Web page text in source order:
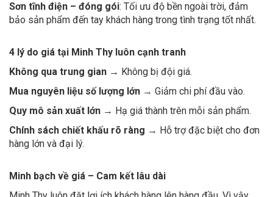
Sơn tĩnh điện – đóng gói: Tối ưu độ bền ngoài trời, đảm
bảo sản phẩm đến tay khách hàng trong tình trạng tốt nhất.
4 lý do giá tại Minh Thy luôn cạnh tranh
Không qua trung gian → Không bị đội giá.
Mua nguyên liệu số lượng lớn → Giảm chi phí đầu vào.
Quy mô sản xuất lớn → Hạ giá thành trên mỗi sản phẩm.
Chính sách chiết khấu rõ ràng → Hỗ trợ đặc biệt cho đơn
hàng lớn và đại lý.
Minh bạch về giá – Cam kết lâu dài